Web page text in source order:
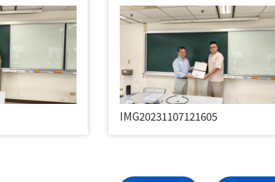
IMG20231107121605